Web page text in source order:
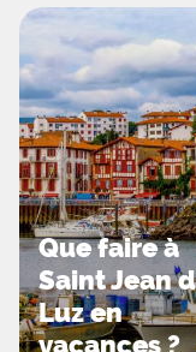
faire des amis et
gonflable est
bonheur des
amateurs de sport
parties de foot et
préféreront jouer
ping-pong.
Camping calme
Dans un cadre
de séjourner sur
Que faire à
Saint Jean
Luz en
vacances ?